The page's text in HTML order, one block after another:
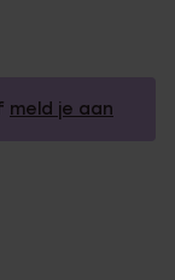
meld je aan